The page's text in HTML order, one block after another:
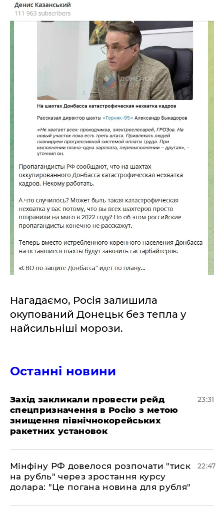
Нагадаємо, Росія залишила
окупований Донецьк без тепла у
найсильніші морози.
Останні новини
​Захід закликали провести рейд
спецпризначення в Росію з метою
знищення північнокорейських
ракетних установок
23:31
​Мінфіну РФ довелося розпочати "тиск
на рубль" через зростання курсу
долара: "Це погана новина для рубля"
22:47